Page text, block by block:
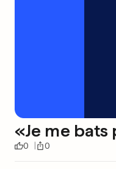
«Je me
0 0